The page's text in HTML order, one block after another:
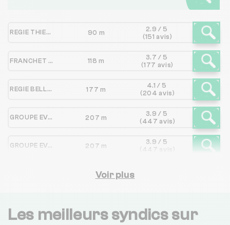
REGIE THIEBAUD 90 m
2.9 / 5
(151 avis)
FRANCHET ET COMPAGNIE 118 m
3.7 / 5
(177 avis)
REGIE BELLECOUR 177 m
4.1 / 5
(204 avis)
GROUPE EVOTION 207 m
3.9 / 5
(447 avis)
GROUPE EVOTION 207 m
3.9 / 5
(447 avis)
285 m
Voir plus
Les meilleurs syndics sur